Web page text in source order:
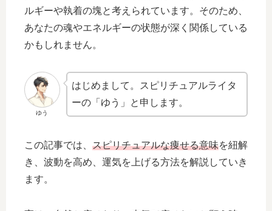
ルギーや執着の塊と考えられています。そのため、
あなたの魂やエネルギーの状態が深く関係している
かもしれません。
ゆう
はじめまして。スピリチュアルライタ
ーの「ゆう」と申します。
この記事では、 スピリチュアルな痩せる意味を紐解
き、波動を高め、運気を上げる方法を解説していき
ます。